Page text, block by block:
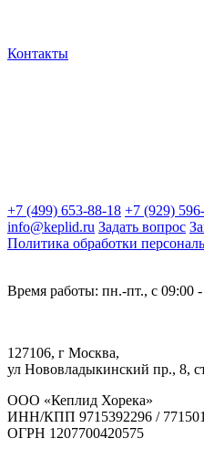
Контакты
+7 (499) 653-88-18 +7 (929)
info@keplid.ru Задать вопрос
Политика обработки
Время работы: пн.-пт., с 09:00 -
127106, г Москва,
ул Нововладыкинский пр., 8,
ООО «Кеплид Хорека»
ИНН/КПП 9715392296 /
ОГРН 1207700420575